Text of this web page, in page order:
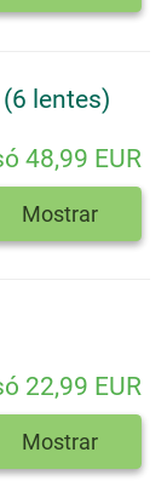
lentes)
48,99 EUR
Mostrar
22,99 EUR
Mostrar